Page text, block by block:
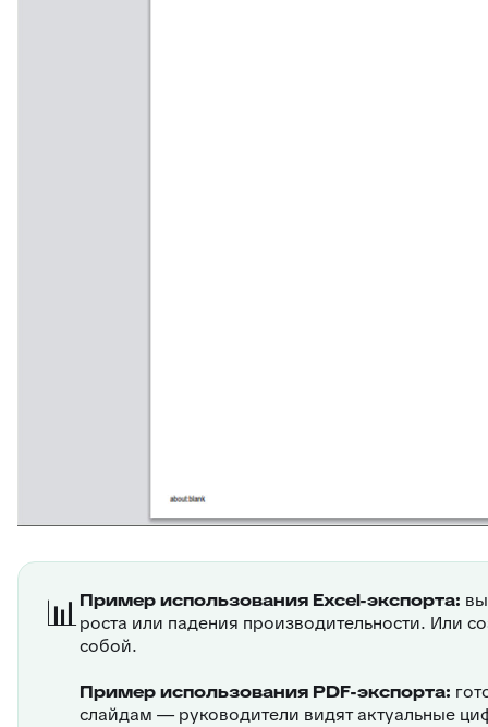
📊Пример использования Excel-экспорта:
роста или падения производительности. Или
собой.
Пример использования PDF-экспорта:
слайдам — руководители видят актуальные